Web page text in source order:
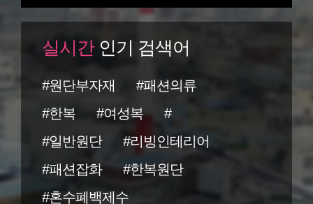
실시간인기 검색어
#원단부자재
#패션의류
#한복
#여성복
#
#일반원단
#리빙인테리어
#패션잡화
#한복원단
#혼수폐백제수